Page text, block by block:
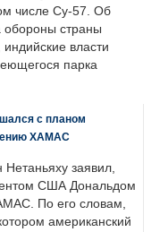
числе Су-57. Об
обороны страны
власти
парка
с планом
ХАМАС
заявил,
США Дональдом
По его словам,
американский